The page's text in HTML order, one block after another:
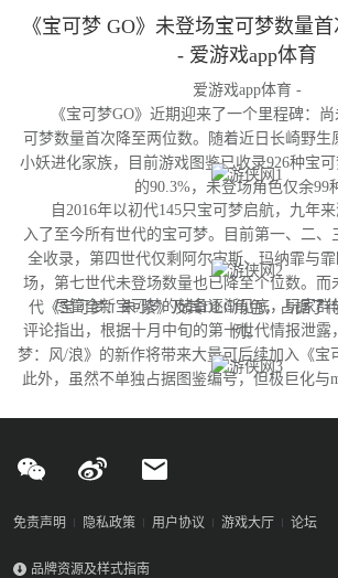
《宝可梦 GO》未登场宝可梦数量首
- 爱游戏app体育
爱游戏app体育 -
《宝可梦GO》近期迎来了一个里程碑：尚
可梦数量首次降至两位数。随着近日长崎野生
小妖进化家族，目前游戏图鉴已收录926种宝
的90.3%，未登场角色仅余99
自2016年以初代145只宝可梦启航，九年来
入了至今所有世代的宝可梦。目前第一、二、
全收录，第四世代仅剩阿尔宙斯、玛纳霏与
场，第七世代未登场数量也已降至个位数。而
代《宝可梦：朱/紫》及其DLC角色，占据了
例。
尽管全新宝可梦的储备逐渐见底，玩家群
评论指出，根据十月中旬的第十世代情报泄露
梦：风/浪》的新作将带来大量可后续加入《宝
此外，虽然不单独占据图鉴编号，但极巨化与
免责声明 隐私政策 用户协议 游戏大厅 论坛
品牌资源及样式指南